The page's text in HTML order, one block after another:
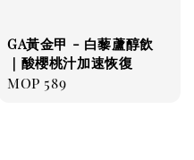
GA黃金甲 - 白藜蘆醇飲
｜酸櫻桃汁加速恢復
Regular
MOP 589